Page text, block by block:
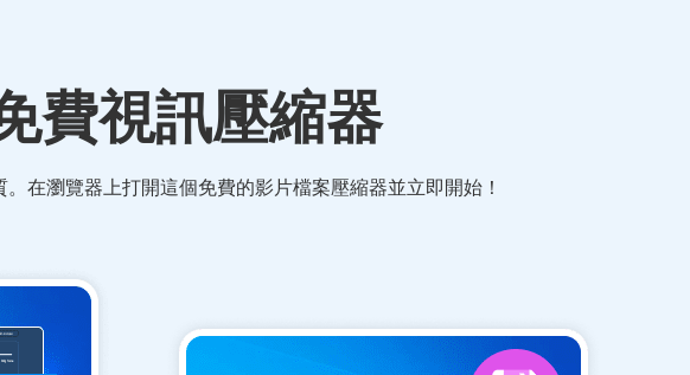
費視訊壓縮器
在瀏覽器上打開這個免費的影片檔案壓縮器並立即開始！